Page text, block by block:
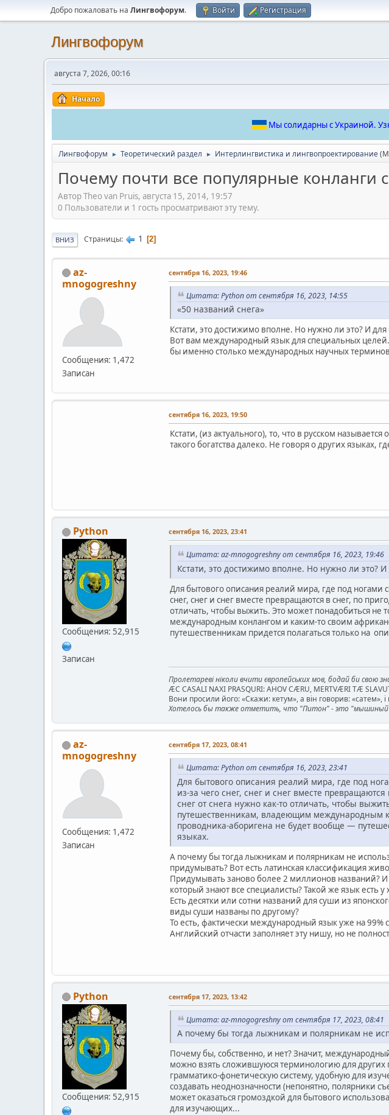
Добро пожаловать на Лингвофорум. Войти Регистрация
Лингвофорум
августа 7, 2026, 00:16
Начало
Мы солидарны с Украиной.
Лингвофорум ► Теоретический раздел ► Интерлингвистика и лингвопроектирование
Почему почти все популярные конланги
Автор Theo van Pruis, августа 15, 2014, 19:57
0 Пользователи и 1 гость просматривают эту тему.
ВНИЗ Страницы 1 2
az-
mnogogreshny
Сообщения: 1,472
Записан
сентября 16, 2023, 19:46
Цитата: Python от сентября 16, 2023, 14:55
«50 названий снега»
Кстати, это достижимо вполне. Но нужно ли это? И
Вот вам международный язык для специальных
бы именно столько международных научных
сентября 16, 2023, 19:50
Кстати, (из актуального), то, что в русском
такого богатства далеко. Не говоря о других языках,
Python
Сообщения: 52,915
Записан
сентября 16, 2023, 23:41
Цитата: az-mnogogreshny от сентября 16, 2023, 19:46
Кстати, это достижимо вполне. Но нужно ли это?
Для бытового описания реалий мира, где под ногами
снег, снег и снег вместе превращаются в снег, по
отличать, чтобы выжить. Это может понадобиться
международным конлангом и каким-то своим
путешественникам придется полагаться только на
Пролетареві ніколи вчити європейських мов, бодай би свою
ÆC CASALI NAXI PRASQURI: AHOV CÆRU, MERTVÆRI TÆ
Вони просили його: «Скажи: кетум», а він говорив: «сатем»,
Хотелось бы также отметить, что "Питон" - это "мышиный
az-
mnogogreshny
Сообщения: 1,472
Записан
сентября 17, 2023, 08:41
Цитата: Python от сентября 16, 2023, 23:41
Для бытового описания реалий мира, где под
из-за чего снег, снег и снег вместе
снег от снега нужно как-то отличать, чтобы
путешественникам, владеющим международным
проводника-аборигена не будет вообще —
языках.
А почему бы тогда лыжникам и полярникам не
придумывать? Вот есть латинская классификация
Придумывать заново более 2 миллионов названий? И
который знают все специалисты? Такой же язык есть
Есть десятки или сотни названий для суши из
виды суши названы по другому?
То есть, фактически международный язык уже на 99%
Английский отчасти заполняет эту нишу, но не
Python
Сообщения: 52,915
сентября 17, 2023, 13:42
Цитата: az-mnogogreshny от сентября 17, 2023, 08:41
А почему бы тогда лыжникам и полярникам не
Почему бы, собственно, и нет? Значит,
можно взять сложившуюся терминологию для других
грамматико-фонетическую систему, удобную для
создавать неоднозначности (непонятно, полярники
может оказаться громоздкой для бытового
для изучающих...